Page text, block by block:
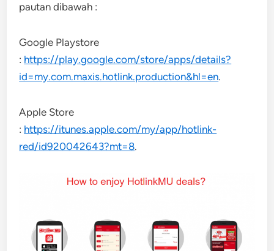
pautan dibawah :
Google Playstore
: https://play.google.com/store/apps/details?
id=my.com.maxis.hotlink.production&hl=en.
Apple Store
: https://itunes.apple.com/my/app/hotlink-
red/id920042643?mt=8.